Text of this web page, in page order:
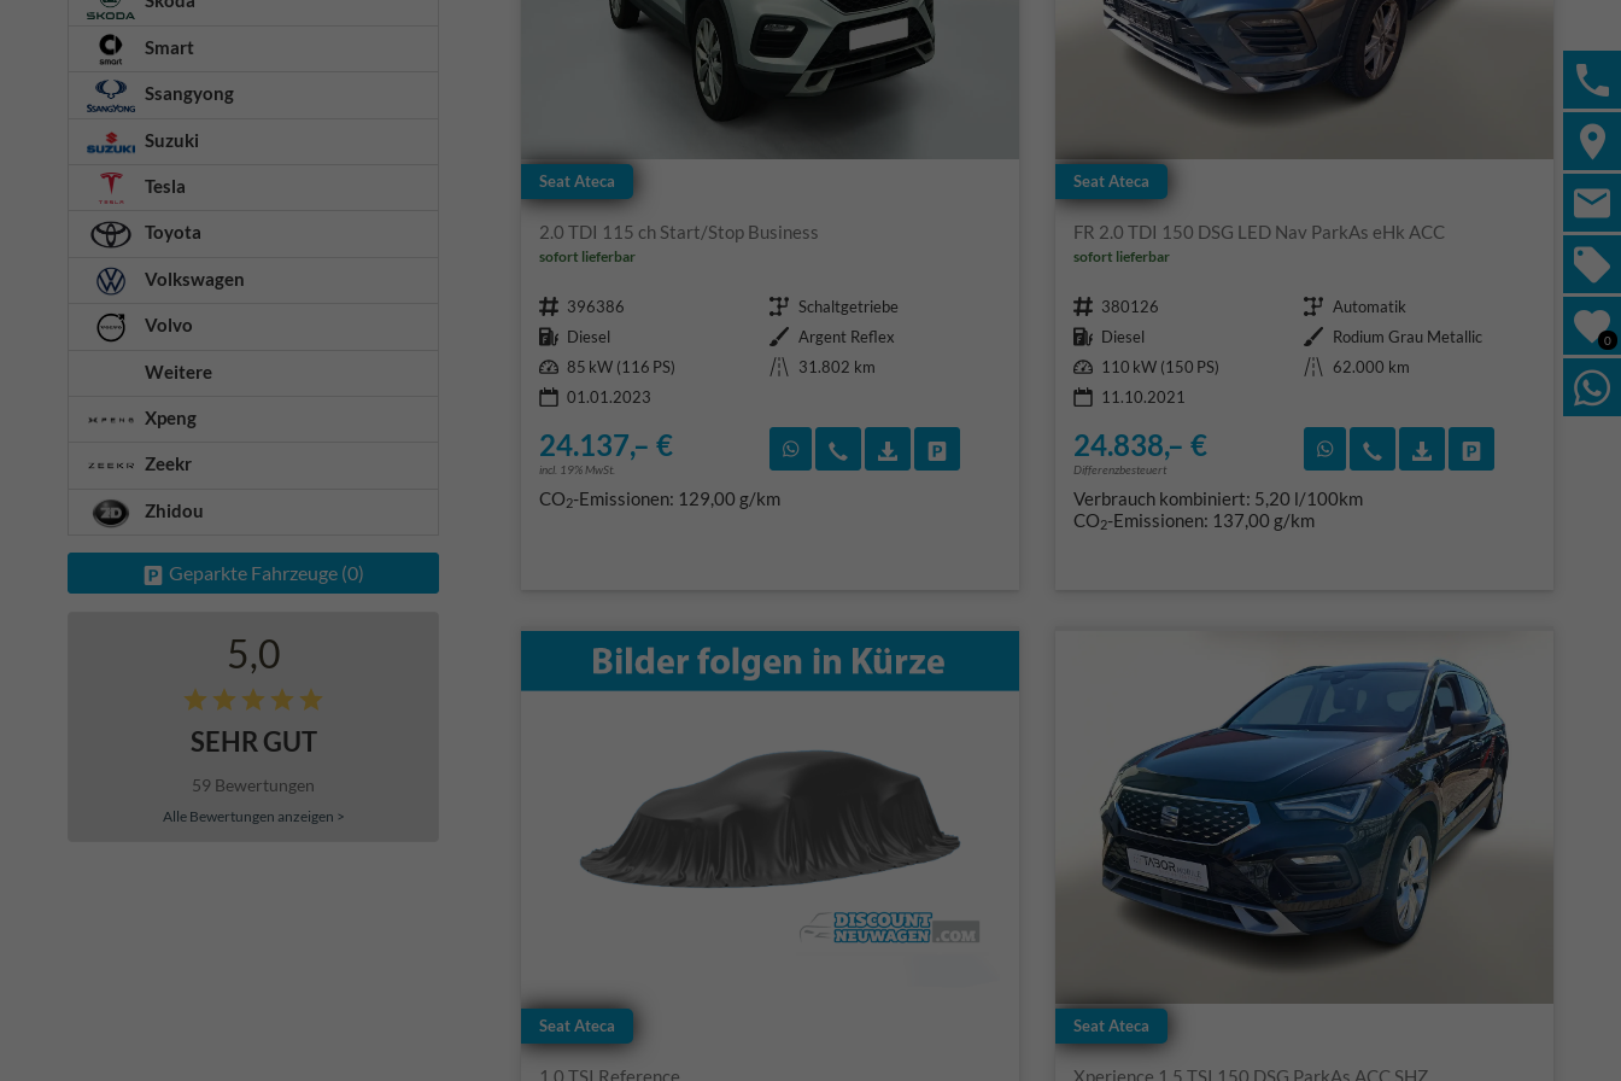
Seat Ateca
2.0 TDI 115 ch Start/Stop Business
sofort lieferbar
Fahrzeugnr. 396386 Getriebe Schaltgetriebe
Kraftstoff Diesel Außenfarbe Argent Reflex
Leistung 85 kW (116 PS) Kilometerstand
31.802 km
01.01.2023
24.137,– €
incl. 19% MwSt.
Rückruf vereinbaren
Wir rufen Sie an
Fahrzeugexposé (PDF)
Fahrzeug parken
CO2-Emissionen: 129,00 g/km
Seat Ateca
FR 2.0 TDI 150 DSG LED Nav ParkAs eHk ACC
sofort lieferbar
Fahrzeugnr. 380126 Getriebe Automatik
Kraftstoff Diesel Außenfarbe Rodium Grau Metallic
Leistung 110 kW (150 PS) Kilometerstand
62.000 km
11.10.2021
24.838,– €
Differenzbesteuert
Rückruf vereinbaren
Wir rufen Sie an
Fahrzeugexposé
Verbrauch kombiniert: 5,20 l/100km
CO2-Emissionen: 137,00 g/km
Seat Ateca
1.0 TSI Reference
Seat Ateca
Xperience 1.5 TSI 150 DSG ParkAs ACC SHZ
Smart
Ssangyong
Suzuki
Tesla
Toyota
Volkswagen
Volvo
Weitere
Xpeng
Zeekr
Zhidou
Geparkte Fahrzeuge (0)
5,0
SEHR GUT
59 Bewertungen
Alle Bewertungen anzeigen >
0